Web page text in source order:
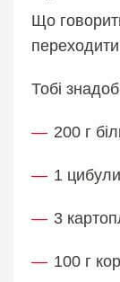
Що
Тобі
200 г
1
3
100 г